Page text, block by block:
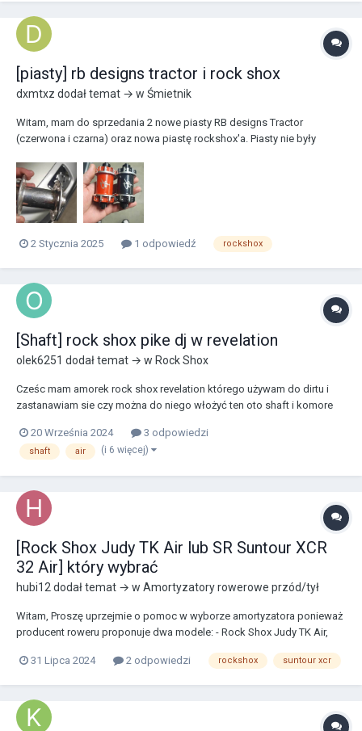
[piasty] rb designs tractor i rock shox
dxmtxz dodał temat → w Śmietnik
Witam, mam do sprzedania 2 nowe piasty RB designs Tractor
(czerwona i czarna) oraz nowa piastę rockshox'a. Piasty nie były
zapraszam do kontaktu.
2 Stycznia 2025 1 odpowiedź rockshox
[Shaft] rock shox pike dj w revelation
olek6251 dodał temat → w Rock Shox
Cześc mam amorek rock shox revelation którego używam do dirtu i
zastanawiam sie czy można do niego włożyć ten oto shaft i komore
czy legit. https://www.rowertour.com/p/251145/sprezyna-powietrzna-
rock-shox-soloair-pike-dj...
20 Września 2024 3 odpowiedzi
shaft air (i 6 więcej)
[Rock Shox Judy TK Air lub SR Suntour XCR
32 Air] który wybrać
hubi12dodał temat → w Amortyzatory rowerowe przód/tył
Witam, Proszę uprzejmie o pomoc w wyborze amortyzatora ponieważ
producent roweru proponuje dwa modele: - Rock Shox Judy TK Air,
Pozdrawiam, Hubert
31 Lipca 2024 2 odpowiedzi rockshox suntour xcr